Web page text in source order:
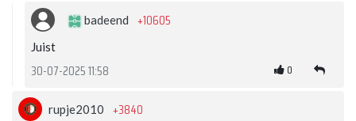
badeend +10605
Juist
30-07-2025 11:58 0
rupje2010 +3840